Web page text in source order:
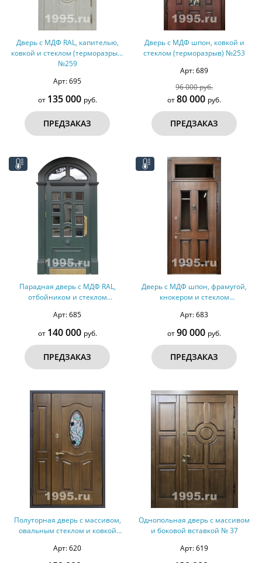
Дверь с МДФ RAL, капителью,
ковкой и стеклом (терморазрыв)
№259
Арт: 695
от 135 000 руб.
ПРЕДЗАКАЗ
Дверь с МДФ шпон, ковкой и
стеклом (терморазрыв) №253
Арт: 689
96 000 руб.
от80 000 руб.
ПРЕДЗАКАЗ
Парадная дверь с МДФ RAL,
отбойником и стеклом
Арт: 685
от 140 000 руб.
ПРЕДЗАКАЗ
Дверь с МДФ шпон, фрамугой,
кнокером и стеклом
Арт: 683
от90 000 руб.
ПРЕДЗАКАЗ
Полуторная дверь с массивом,
овальным стеклом и ковкой
Арт: 620
Однопольная дверь с массивом
и боковой вставкой № 37
Арт: 619